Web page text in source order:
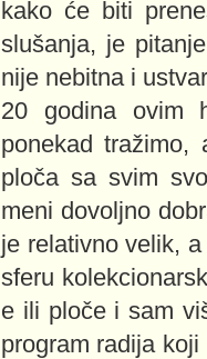
kako će biti
slušanja, je
nije nebitna i
20 godina ovim
ponekad
ploča sa svim
meni dovoljno
je relativno velik,
sferu
e ili ploče i sam
program radija